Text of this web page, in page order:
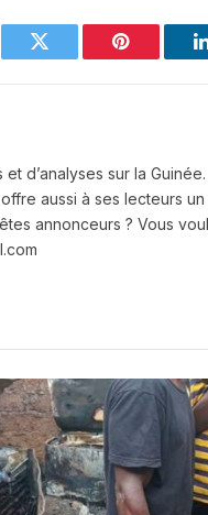
Twitter Pinterest
d’analyses sur la
aussi à ses lecteurs
annonceurs ? Vous